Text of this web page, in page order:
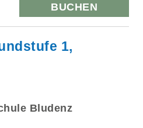
BUCHEN
1,
Bludenz